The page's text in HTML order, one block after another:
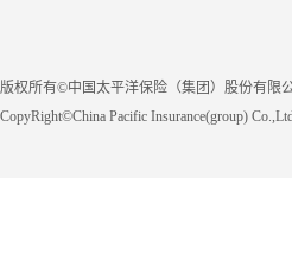
版权所有©中国太平洋保险（集团）股份有限
CopyRight©China Pacific Insurance(group)